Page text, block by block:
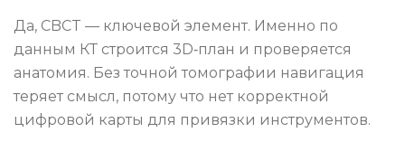
Да, CBCT — ключевой элемент. Именно по
данным КТ строится 3D‑план и проверяется
анатомия. Без точной томографии навигация
теряет смысл, потому что нет корректной
цифровой карты для привязки инструментов.